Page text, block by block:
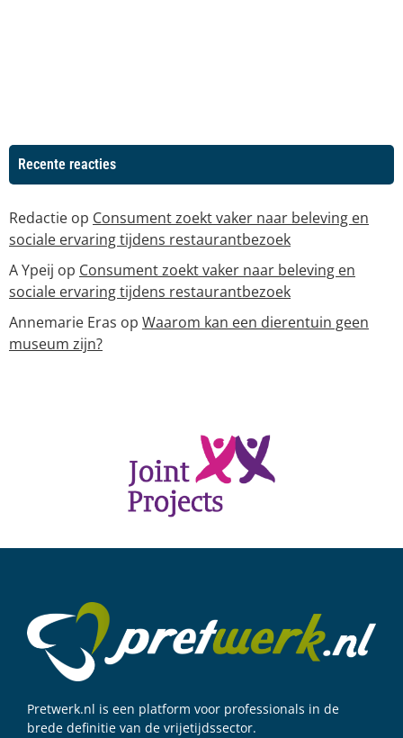
Recente reacties
Redactie op Consument zoekt vaker naar beleving en
sociale ervaring tijdens restaurantbezoek
A Ypeij op Consument zoekt vaker naar beleving en
sociale ervaring tijdens restaurantbezoek
Annemarie Eras op Waarom kan een dierentuin geen
museum zijn?
Pretwerk.nl is een platform voor professionals in de
brede definitie van de vrijetijdssector.